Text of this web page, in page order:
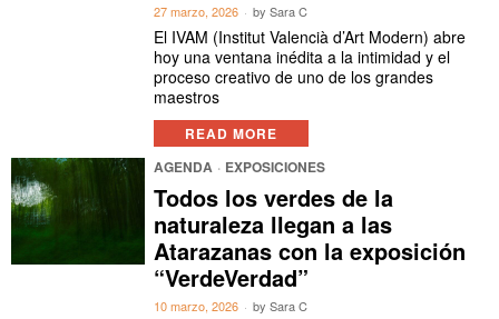
27 marzo, 2026 bySara C
El IVAM (Institut Valencià d’Art Modern) abre
hoy una ventana inédita a la intimidad y el
proceso creativo de uno de los grandes
maestros
READ MORE
AGENDA · EXPOSICIONES
Todos los verdes de la
naturaleza llegan a las
Atarazanas con la exposición
“VerdeVerdad”
10 marzo, 2026 bySara C